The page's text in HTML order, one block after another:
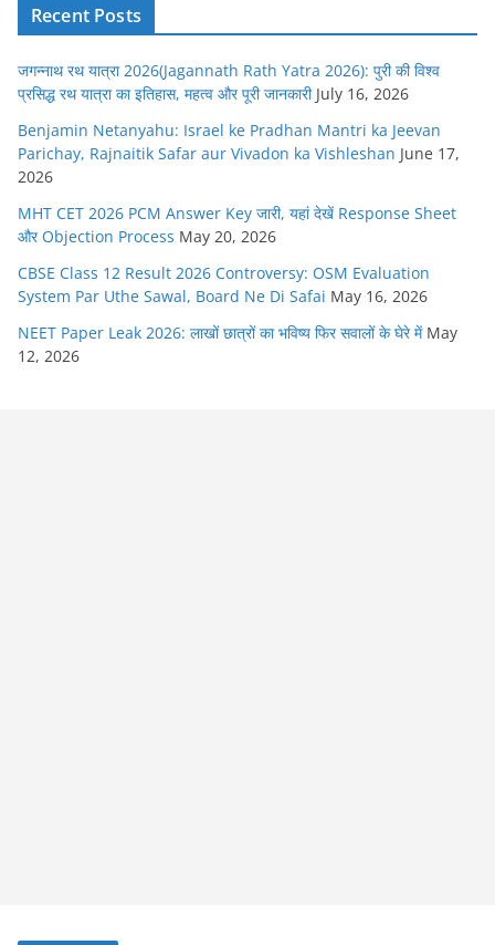
Recent Posts
जगन्नाथ रथ यात्रा 2026(Jagannath Rath Yatra 2026): पुरी की विश्व
प्रसिद्ध रथ यात्रा का इतिहास, महत्व और पूरी जानकारी July 16, 2026
Benjamin Netanyahu: Israel ke Pradhan Mantri ka Jeevan
Parichay, Rajnaitik Safar aur Vivadon ka Vishleshan June 17,
2026
MHT CET 2026 PCM Answer Key जारी, यहां देखें Response Sheet
और Objection Process May 20, 2026
CBSE Class 12 Result 2026 Controversy: OSM Evaluation
System Par Uthe Sawal, Board Ne Di Safai May 16, 2026
NEET Paper Leak 2026: लाखों छात्रों का भविष्य फिर सवालों के घेरे में May
12, 2026